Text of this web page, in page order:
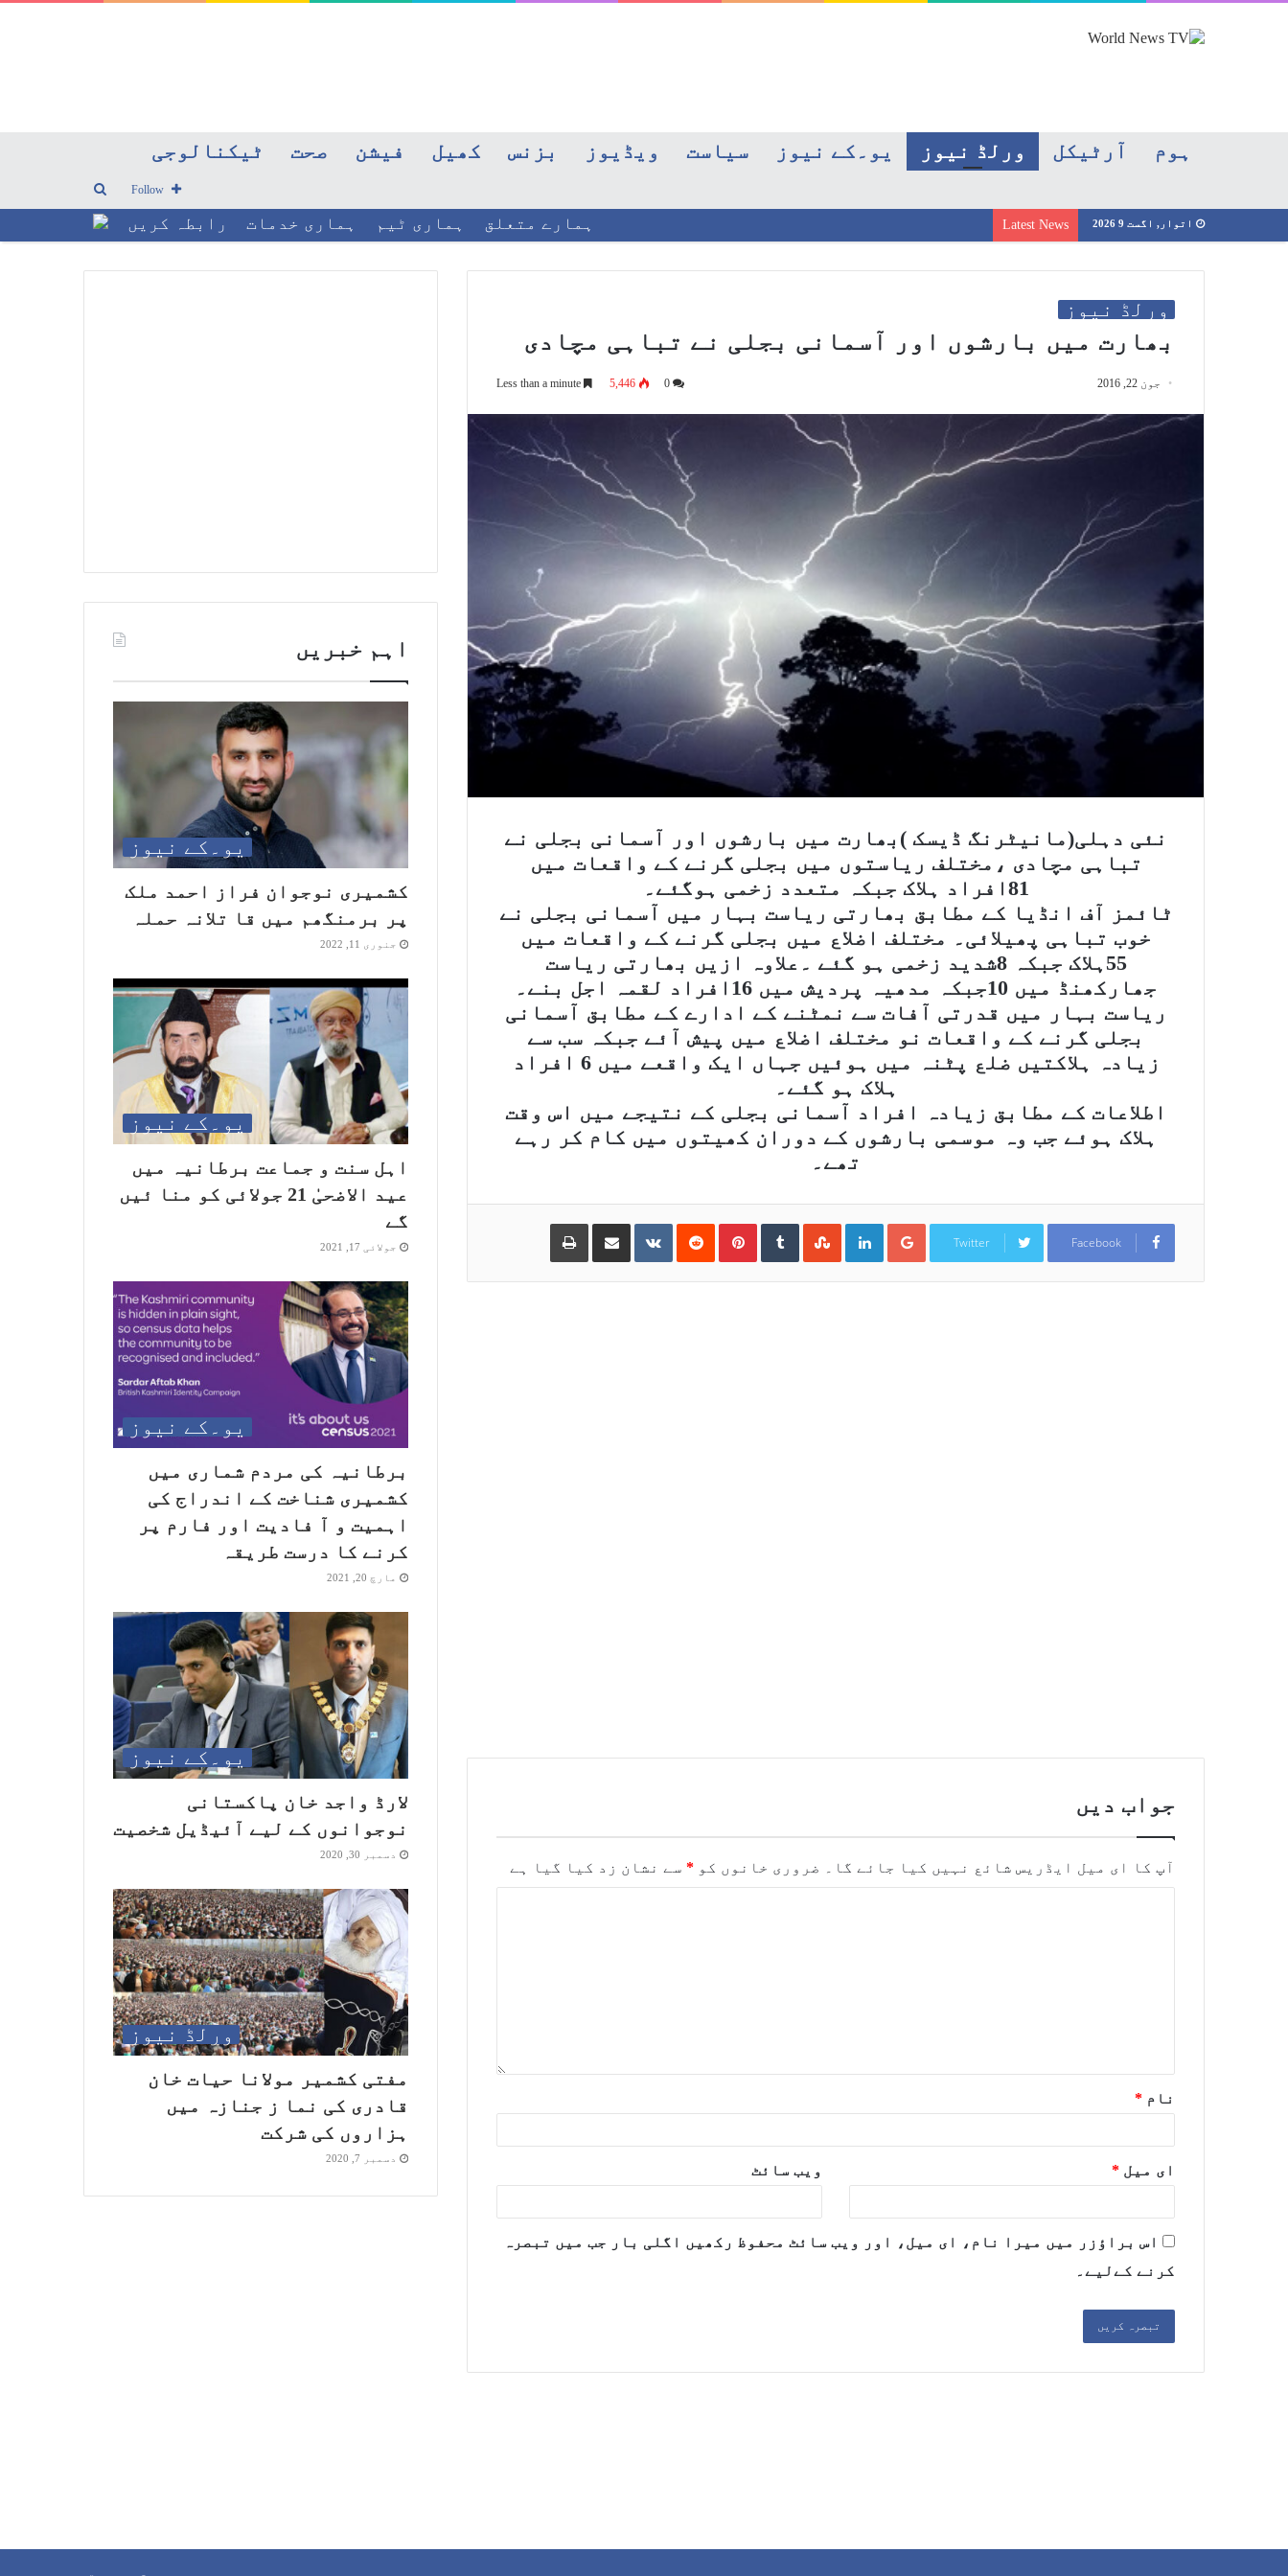
ہوم آرٹیکل ورلڈ نیوز یو۔کے نیوز سیاست ویڈیوز بزنس کھیل فیشن صحت ٹیکنالوجی
Search
for
Follow
اتوار, اگست 9 2026 Latest News ہمارے متعلق ہماری ٹیم ہماری خدمات رابطہ کریں
ورلڈ نیوز
بھارت میں بارشوں اور آسمانی بجلی نے تباہی مچادی
جون 22, 2016 5,446
نئی دہلی(مانیٹرنگ ڈیسک )بھارت میں بارشوں اور آسمانی بجلی نے
تباہی مچادی ،مختلف ریاستوں میں بجلی گرنے کے واقعات میں
81افراد ہلاک جبکہ متعدد زخمی ہوگئے۔
ٹائمز آف انڈیا کے مطابق بھارتی ریاست بہار میں آسمانی بجلی نے
خوب تباہی پھیلائی۔ مختلف اضلاع میں بجلی گرنے کے واقعات میں
55ہلاک جبکہ 8شدید زخمی ہو گئے ۔علاوہ ازیں بھارتی ریاست
جھارکھنڈ میں 10جبکہ مدھیہ پردیش میں 16افراد لقمہ اجل بنے۔
ریاست بہار میں قدرتی آفات سے نمٹنے کے ادارے کے مطابق آسمانی
بجلی گرنے کے واقعات نو مختلف اضلاع میں پیش آئے جبکہ سب سے
زیادہ ہلاکتیں ضلع پٹنہ میں ہوئیں جہاں ایک واقعے میں 6 افراد
ہلاک ہو گئے۔
اطلاعات کے مطابق زیادہ افراد آسمانی بجلی کے نتیجے میں اس وقت
ہلاک ہوئے جب وہ موسمی بارشوں کے دوران کھیتوں میں کام کر رہے
تھے۔
Facebook
Twitter
Google+
LinkedIn
StumbleUpon
Tumblr
Pinterest
Reddit
VKontakte
Share via Email
Print
جواب دیں
آپ کا ای میل ایڈریس شائع نہیں کیا جائے گا۔ ضروری خانوں کو * سے نشان زد کیا گیا ہے
نام *
ای میل * ویب‌ سائٹ
اس براؤزر میں میرا نام، ای میل، اور ویب سائٹ محفوظ رکھیں اگلی بار جب میں تبصرہ
کرنے کےلیے۔
اہم خبریں
یو۔کے نیوز
کشمیری نوجوان فراز احمد ملک
پر برمنگھم میں قا تلانہ حملہ
جنوری 11, 2022
یو۔کے نیوز
اہل سنت و جماعت برطانیہ میں
عید الاضحیٰ 21 جولائی کو منا ئیں
گے
جولائی 17, 2021
یو۔کے نیوز
برطانیہ کی مردم شماری میں
کشمیری شناخت کے اندراج کی
اہمیت و آ فادیت اور فارم پر
کرنے کا درست طریقہ
مارچ 20, 2021
یو۔کے نیوز
لارڈ واجد خان پاکستانی
نوجوانوں کے لیے آئیڈیل شخصیت
دسمبر 30, 2020
ورلڈ نیوز
مفتی کشمیر مولانا حیات خان
قادری کی نما ز جنازہ میں
ہزاروں کی شرکت
دسمبر 7, 2020